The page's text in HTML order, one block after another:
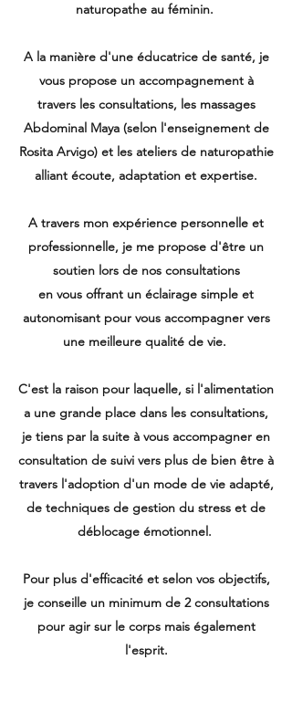
naturopathe au féminin.
A la manière d'une éducatrice de santé, je
vous propose un accompagnement à
travers les consultations, les massages
Abdominal Maya (selon l'enseignement de
Rosita Arvigo) et les ateliers de naturopathie
alliant écoute, adaptation et expertise.
A travers mon expérience personnelle et
professionnelle, je me propose d'être un
soutien lors de nos consultations
en vous offrant un éclairage simple et
autonomisant pour vous accompagner vers
une meilleure qualité de vie.
C'est la raison pour laquelle, si l'alimentation
a une grande place dans les consultations,
je tiens par la suite à vous accompagner en
consultation de suivi vers plus de bien être à
travers l'adoption d'un mode de vie adapté,
de techniques de gestion du stress et de
déblocage émotionnel.
Pour plus d'efficacité et selon vos objectifs,
je conseille un minimum de 2 consultations
pour agir sur le corps mais également
l'esprit.